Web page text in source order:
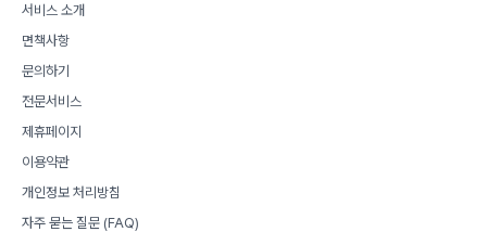
서비스 소개
면책사항
문의하기
전문서비스
제휴페이지
이용약관
개인정보 처리방침
자주 묻는 질문 (FAQ)